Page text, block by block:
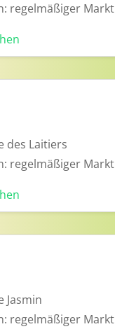
regelmäßiger Markt
des Laitiers
regelmäßiger Markt
Jasmin
regelmäßiger Markt